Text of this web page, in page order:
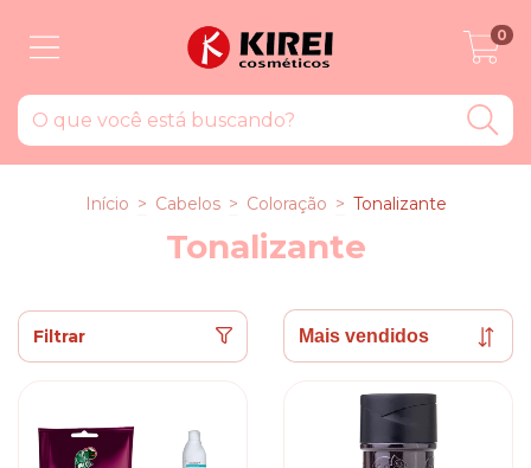
0
Início > Cabelos > Coloração > Tonalizante
Tonalizante
Filtrar